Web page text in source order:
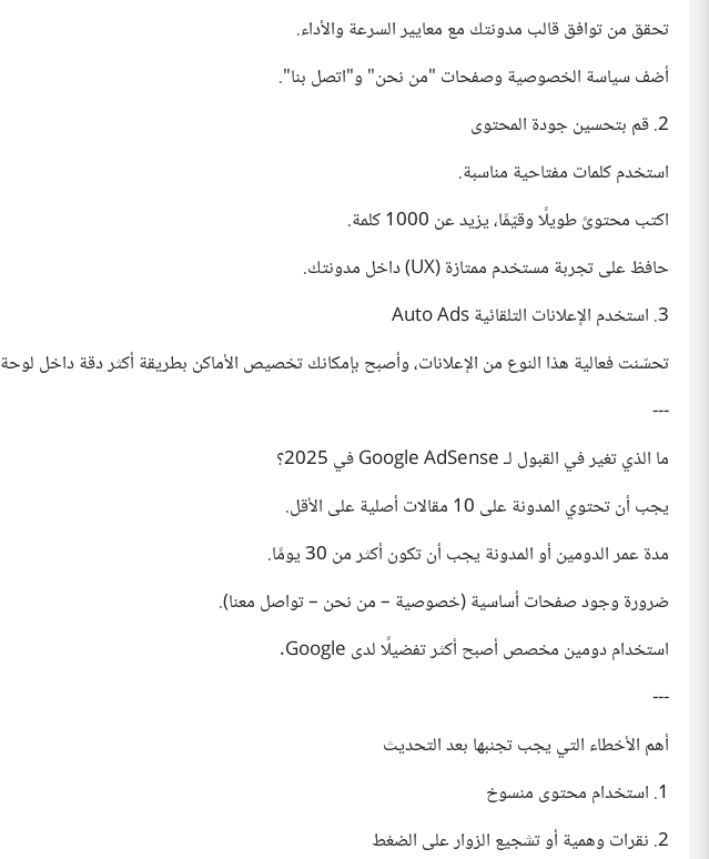
تحقق من توافق قالب مدونتك مع معايير السرعة والأداء.
أضف سياسة الخصوصية وصفحات "من نحن" و"اتصل بنا".
2. قم بتحسين جودة المحتوى
استخدم كلمات مفتاحية مناسبة.
اكتب محتوىً طويلًا وقيّمًا، يزيد عن 1000 كلمة.
حافظ على تجربة مستخدم ممتازة (UX) داخل مدونتك.
3. استخدم الإعلانات التلقائية Auto Ads
تحسّنت فعالية هذا النوع من الإعلانات، وأصبح بإمكانك تخصيص الأماكن بطريقة أكثر دقة داخل لوحة AdSense.
---
ما الذي تغير في القبول لـ Google AdSense في 2025؟
يجب أن تحتوي المدونة على 10 مقالات أصلية على الأقل.
مدة عمر الدومين أو المدونة يجب أن تكون أكثر من 30 يومًا.
ضرورة وجود صفحات أساسية (خصوصية – من نحن – تواصل معنا).
استخدام دومين مخصص أصبح أكثر تفضيلًا لدى Google.
---
أهم الأخطاء التي يجب تجنبها بعد التحديث
1. استخدام محتوى منسوخ
2. نقرات وهمية أو تشجيع الزوار على الضغط